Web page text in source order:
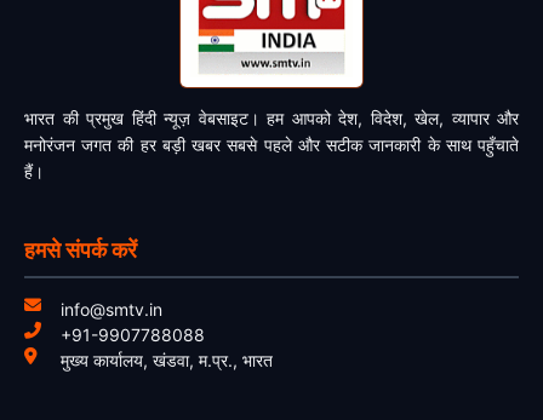
भारत की प्रमुख हिंदी न्यूज़ वेबसाइट। हम आपको देश, विदेश, खेल, व्यापार और
मनोरंजन जगत की हर बड़ी खबर सबसे पहले और सटीक जानकारी के साथ पहुँचाते
हैं।
हमसे संपर्क करें
info@smtv.in
+91-9907788088
मुख्य कार्यालय, खंडवा, म.प्र., भारत